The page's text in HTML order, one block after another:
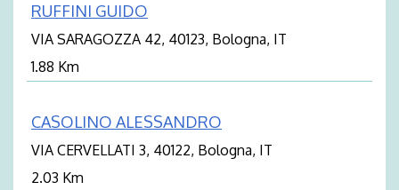
RUFFINI GUIDO
VIA SARAGOZZA 42, 40123, Bologna, IT
1.88 Km
CASOLINO ALESSANDRO
VIA CERVELLATI 3, 40122, Bologna, IT
2.03 Km